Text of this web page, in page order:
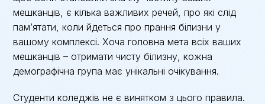
мешканців, є кілька важливих речей, про які слід
пам’ятати, коли йдеться про прання білизни у
вашому комплексі. Хоча головна мета всіх ваших
мешканців – отримати чисту білизну, кожна
демографічна група має унікальні очікування.
Студенти коледжів не є винятком з цього правила.